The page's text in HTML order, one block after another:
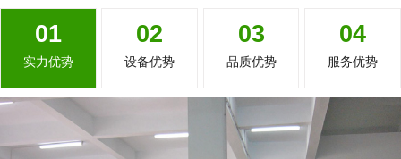
01
实力优势
02
设备优势
03
品质优势
04
服务优势